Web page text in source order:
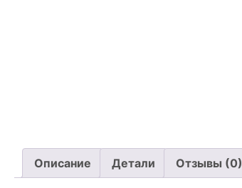
Описание Детали Отзывы (0)